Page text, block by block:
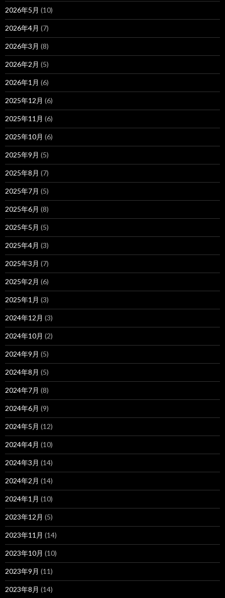
2026年5月 (10)
2026年4月 (7)
2026年3月 (8)
2026年2月 (5)
2026年1月 (6)
2025年12月 (6)
2025年11月 (6)
2025年10月 (6)
2025年9月 (5)
2025年8月 (7)
2025年7月 (5)
2025年6月 (8)
2025年5月 (5)
2025年4月 (3)
2025年3月 (7)
2025年2月 (6)
2025年1月 (3)
2024年12月 (3)
2024年10月 (2)
2024年9月 (5)
2024年8月 (5)
2024年7月 (8)
2024年6月 (9)
2024年5月 (12)
2024年4月 (10)
2024年3月 (14)
2024年2月 (14)
2024年1月 (10)
2023年12月 (5)
2023年11月 (14)
2023年10月 (10)
2023年9月 (11)
2023年8月 (14)